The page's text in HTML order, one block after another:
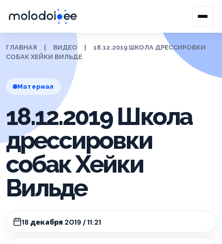
ГЛАВНАЯ ВИДЕО
18.12.2019 ШКОЛА ДРЕССИРОВКИ
СОБАК ХЕЙКИ ВИЛЬДЕ
Материал
18.12.2019 Школа
дрессировки
собак Хейки
Вильде
18 декабря 2019 / 11:21